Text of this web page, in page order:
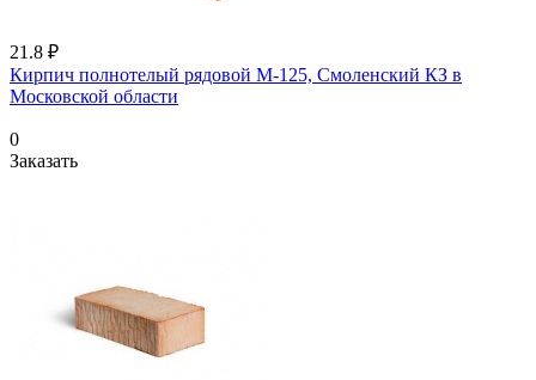
21.8 ₽
Кирпич полнотелый рядовой М-125, Смоленский КЗ в
Московской области
0
Заказать